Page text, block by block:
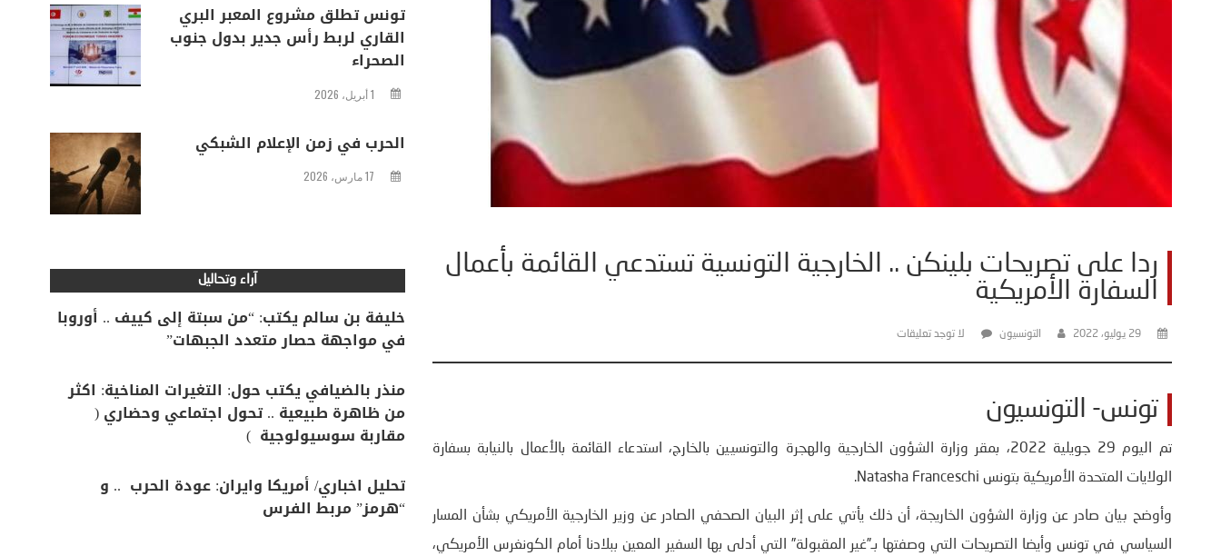
ردا على تصريحات بلينكن .. الخارجية التونسية تستدعي القائمة بأعمال
السفارة الأمريكية
29 يوليو، 2022 التونسيون لا توجد تعليقات
تونس- التونسيون
تم اليوم 29 جويلية 2022، بمقر وزارة الشؤون الخارجية والهجرة والتونسيين بالخارج، استدعاء القائمة بالأعمال بالنيابة بسفارة
الولايات المتحدة الأمريكية بتونس Natasha Franceschi.
وأوضح بيان صادر عن وزارة الشؤون الخاريجة، أن ذلك يأتي على إثر البيان الصحفي الصادر عن وزير الخارجية الأمريكي بشأن المسار
السياسي في تونس وأيضا التصريحات التي وصفتها بـ”غير المقبولة” التي أدلى بها السفير المعين ببلادنا أمام الكونغرس الأمريكي،
تونس تطلق مشروع المعبر البري
القاري لربط رأس جدير بدول جنوب
الصحراء
1 أبريل، 2026
الحرب في زمن الإعلام الشبكي
17 مارس، 2026
آراء وتحاليل
خليفة بن سالم يكتب: “من سبتة إلى كييف .. أوروبا
في مواجهة حصار متعدد الجبهات”
منذر بالضيافي يكتب حول: التغيرات المناخية: اكثر
من ظاهرة طبيعية .. تحول اجتماعي وحضاري (
مقاربة سوسيولوجية )
تحليل اخباري/ أمريكا وايران: عودة الحرب .. و
“هرمز” مربط الفرس